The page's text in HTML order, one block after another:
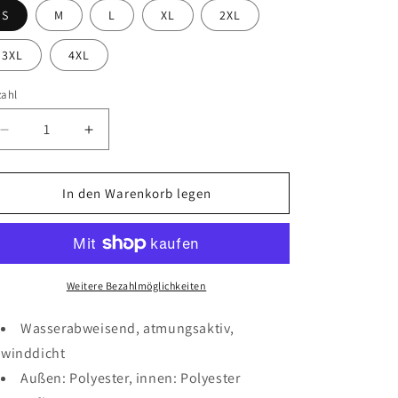
S M L XL 2XL
3XL 4XL
Verringere
die
Menge
Softshelljacke
Schriftzug
Erhöhe
die
Menge
für
Softshelljacke
Rehna
Schriftzug
In den Warenkorb legen
Weitere Bezahlmöglichkeiten
Wasserabweisend, atmungsaktiv,
winddicht
Außen: Polyester, innen: Polyester